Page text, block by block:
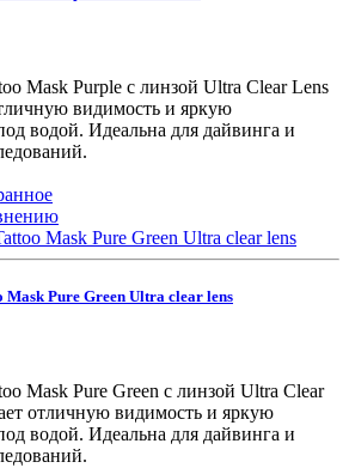
Mask Purple с линзой Ultra Clear Lens
видимость и яркую
водой. Идеальна для дайвинга и
Pure Green Ultra clear lens
Mask Pure Green с линзой Ultra Clear
отличную видимость и яркую
водой. Идеальна для дайвинга и